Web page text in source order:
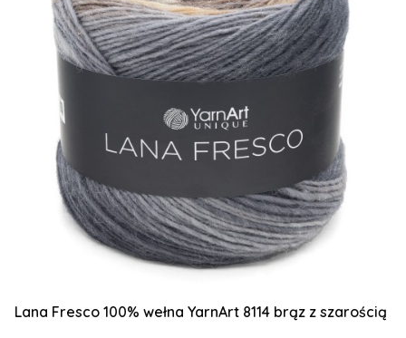
Lana Fresco 100% wełna YarnArt 8114 brąz z szarością